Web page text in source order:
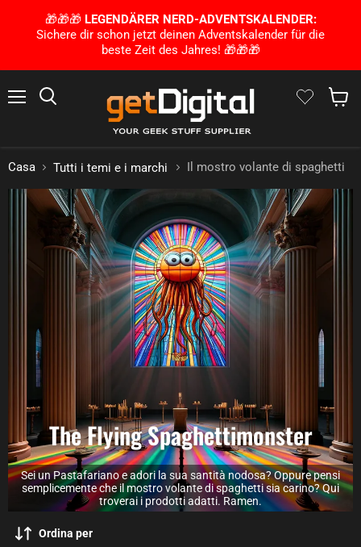
🎁🎁🎁 LEGENDÄRER NERD-ADVENTSKALENDER:
Sichere dir schon jetzt deinen Adventskalender für die
beste Zeit des Jahres! 🎁🎁🎁
Casa Tutti i temi e i marchi Il mostro volante di spaghetti
The Flying Spaghettimonster
Sei un Pastafariano e adori la sua santità nodosa? Oppure pensi
semplicemente che il mostro volante di spaghetti sia carino? Qui
troverai i prodotti adatti. Ramen.
Ordina per